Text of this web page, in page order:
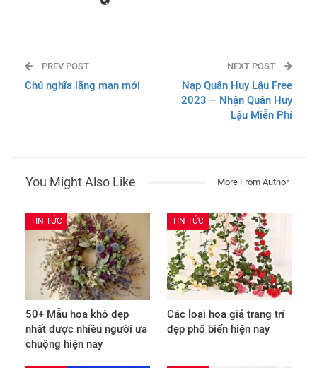
PREV POST
Chủ nghĩa lãng mạn mới
NEXT POST
Nạp Quân Huy Lậu Free
2023 – Nhận Quân Huy
Lậu Miễn Phí
You Might Also Like More From Author
TIN TỨC
50+ Mẫu hoa khô đẹp
nhất được nhiều người ưa
chuộng hiện nay
TIN TỨC
Các loại hoa giả trang trí
đẹp phổ biến hiện nay